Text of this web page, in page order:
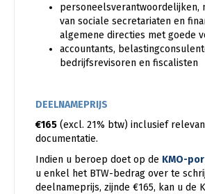
personeelsverantwoordelijken,
van sociale secretariaten en
algemene directies met goede
accountants,
bedrijfsrevisoren en fiscalisten
DEELNAMEPRIJS
€165 (excl. 21% btw) inclusief
documentatie.
Indien u beroep doet op de KMO-
u enkel het BTW-bedrag over te
deelnameprijs, zijnde €165, kan u de